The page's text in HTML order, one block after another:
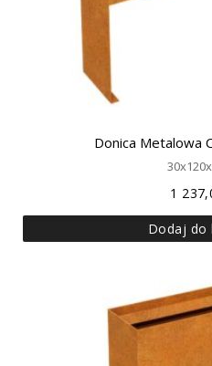
Donica Metalowa
1
Dodaj do